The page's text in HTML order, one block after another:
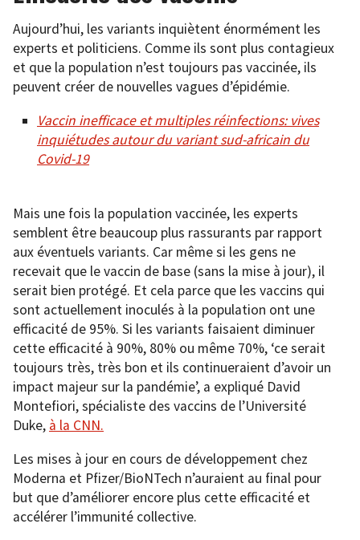
Aujourd’hui, les variants inquiètent énormément les
experts et politiciens. Comme ils sont plus contagieux
et que la population n’est toujours pas vaccinée, ils
peuvent créer de nouvelles vagues d’épidémie.
Vaccin inefficace et multiples réinfections: vives
inquiétudes autour du variant sud-africain du
Covid-19
Mais une fois la population vaccinée, les experts
semblent être beaucoup plus rassurants par rapport
aux éventuels variants. Car même si les gens ne
recevait que le vaccin de base (sans la mise à jour), il
serait bien protégé. Et cela parce que les vaccins qui
sont actuellement inoculés à la population ont une
efficacité de 95%. Si les variants faisaient diminuer
cette efficacité à 90%, 80% ou même 70%, ‘ce serait
toujours très, très bon et ils continueraient d’avoir un
impact majeur sur la pandémie’, a expliqué David
Montefiori, spécialiste des vaccins de l’Université
Duke, à la CNN.
Les mises à jour en cours de développement chez
Moderna et Pfizer/BioNTech n’auraient au final pour
but que d’améliorer encore plus cette efficacité et
accélérer l’immunité collective.